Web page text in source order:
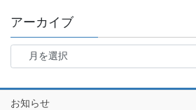
アーカイブ
お知らせ